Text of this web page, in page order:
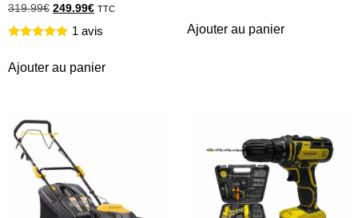
319.99€ 249.99€ TTC
1 avis
Ajouter au panier
Ajouter au panier